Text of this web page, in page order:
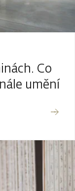
Co
umění